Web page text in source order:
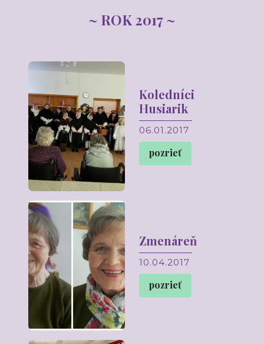
~ ROK 2017 ~
Koledníci
Husiarik
06.01.2017
pozrieť
Zmenáreň
10.04.2017
pozrieť